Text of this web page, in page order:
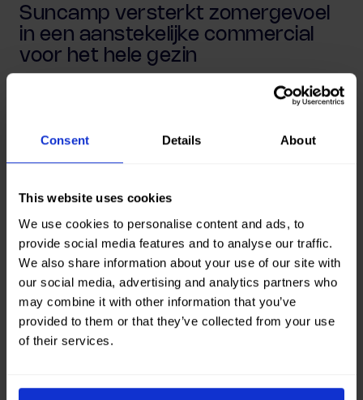
Consent Details About
This website uses cookies
We use cookies to personalise content and ads, to
provide social media features and to analyse our traffic.
We also share information about your use of our site with
our social media, advertising and analytics partners who
may combine it with other information that you’ve
provided to them or that they’ve collected from your use
of their services.
Suncamp versterkt zomergevoel
in een aanstekelijke commercial
voor het hele gezin
Waar wij je bij kunnen
helpen
Social video